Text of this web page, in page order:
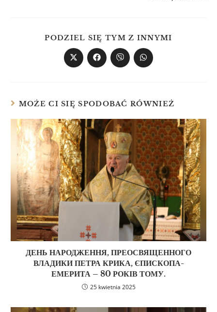
PODZIEL SIĘ TYM Z INNYMI
MOŻE CI SIĘ SPODOBAĆ RÓWNIEŻ
ДЕНЬ НАРОДЖЕННЯ, ПРЕОСВЯЩЕННОГО
ВЛАДИКИ ПЕТРА КРИКА, ЄПИСКОПА-
ЕМЕРИТА – 80 РОКІВ ТОМУ.
25 kwietnia 2025